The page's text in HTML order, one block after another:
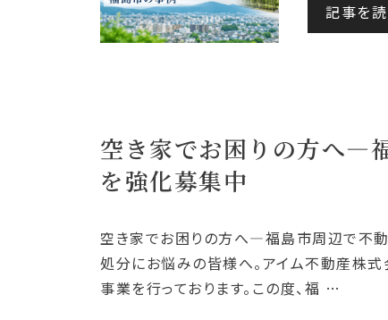
記事を
空き家でお困りの方へ―
を強化募集中
空き家でお困りの方へ―福島市周辺で不
処分にお悩みの皆様へ。アイム不動産株式
事業を行っております。この度、福 …